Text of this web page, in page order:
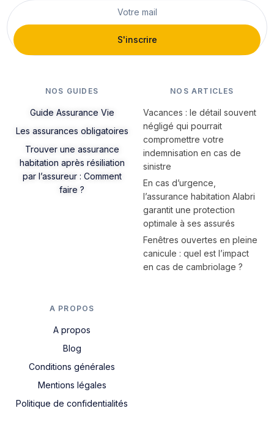
S'inscrire
NOS GUIDES
Guide Assurance Vie
Les assurances obligatoires
Trouver une assurance
habitation après résiliation
par l’assureur : Comment
faire ?
NOS ARTICLES
Vacances : le détail souvent
négligé qui pourrait
compromettre votre
indemnisation en cas de
sinistre
En cas d’urgence,
l’assurance habitation Alabri
garantit une protection
optimale à ses assurés
Fenêtres ouvertes en pleine
canicule : quel est l’impact
en cas de cambriolage ?
A PROPOS
A propos
Blog
Conditions générales
Mentions légales
Politique de confidentialités